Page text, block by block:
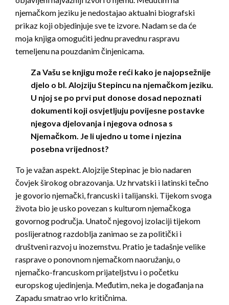
njemačkom jeziku je nedostajao aktualni biografski
prikaz koji objedinjuje sve te izvore. Nadam se da će
moja knjiga omogućiti jednu pravednu raspravu
temeljenu na pouzdanim činjenicama.
Za Vašu se knjigu može reći kako je najopsežnije
djelo o bl. Alojziju Stepincu na njemačkom jeziku.
U njoj se po prvi put donose dosad nepoznati
dokumenti koji osvjetljuju povijesne postavke
njegova djelovanja i njegova odnosa s
Njemačkom. Je li ujedno u tome i njezina
posebna vrijednost?
To je važan aspekt. Alojzije Stepinac je bio nadaren
čovjek širokog obrazovanja. Uz hrvatski i latinski tečno
je govorio njemački, francuski i talijanski. Tijekom svoga
života bio je usko povezan s kulturom njemačkoga
govornog područja. Unatoč njegovoj izolaciji tijekom
poslijeratnog razdoblja zanimao se za politički i
društveni razvoj u inozemstvu. Pratio je tadašnje velike
rasprave o ponovnom njemačkom naoružanju, o
njemačko-francuskom prijateljstvu i o početku
europskog ujedinjenja. Međutim, neka je događanja na
Zapadu smatrao vrlo kritičnima.